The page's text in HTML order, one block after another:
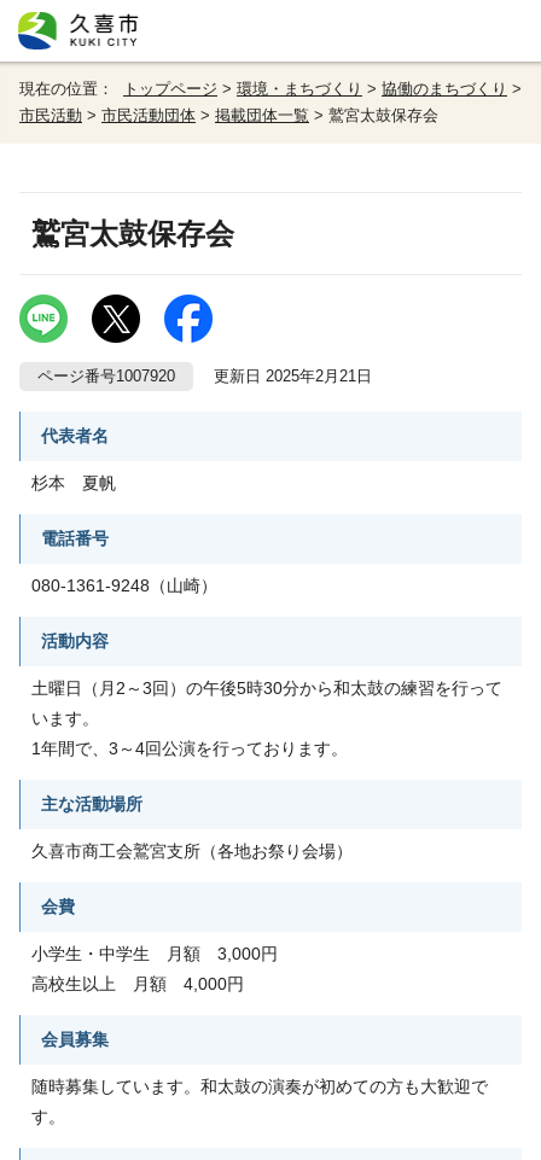
現在の位置： トップページ > 環境・まちづくり > 協働のまちづくり >
市民活動 > 市民活動団体 > 掲載団体一覧 > 鷲宮太鼓保存会
鷲宮太鼓保存会
ページ番号1007920 更新日 2025年2月21日
代表者名
杉本 夏帆
電話番号
080-1361-9248（山崎）
活動内容
土曜日（月2～3回）の午後5時30分から和太鼓の練習を行って
います。
1年間で、3～4回公演を行っております。
主な活動場所
久喜市商工会鷲宮支所（各地お祭り会場）
会費
小学生・中学生 月額 3,000円
高校生以上 月額 4,000円
会員募集
随時募集しています。和太鼓の演奏が初めての方も大歓迎で
す。